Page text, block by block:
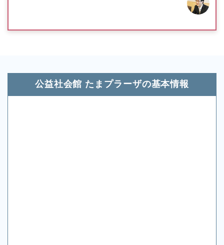
公益社会館 たまプラーザの基本情報